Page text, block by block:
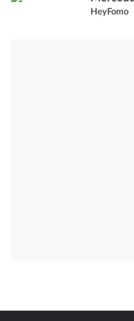
HeyFomo